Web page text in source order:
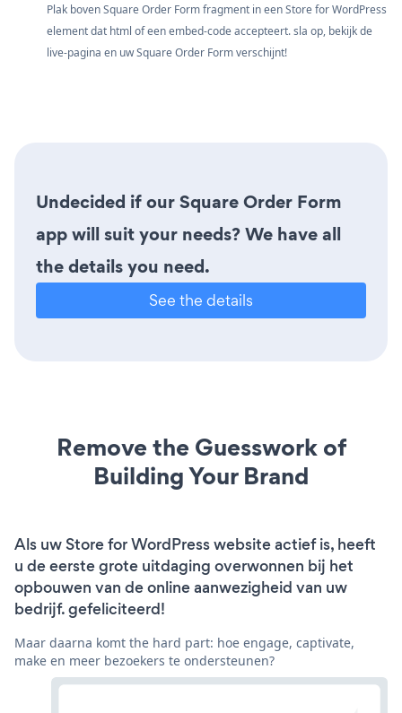
Plak boven Square Order Form fragment in een Store for WordPress
element dat html of een embed-code accepteert. sla op, bekijk de
live-pagina en uw Square Order Form verschijnt!
Undecided if our Square Order Form
app will suit your needs? We have all
the details you need.
See the details
Remove the Guesswork of
Building Your Brand
Als uw Store for WordPress website actief is, heeft
u de eerste grote uitdaging overwonnen bij het
opbouwen van de online aanwezigheid van uw
bedrijf. gefeliciteerd!
Maar daarna komt the hard part: hoe engage, captivate,
make en meer bezoekers te ondersteunen?